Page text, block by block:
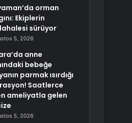
orman
Ekiplerin
sürüyor
5, 2026
anne
bebeğe
parmak ısırdığı
Saatlerce
ameliyatla gelen
5, 2026